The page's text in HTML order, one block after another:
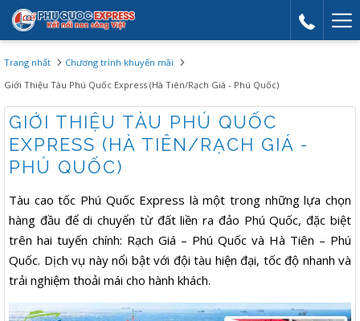
Trang nhất
Chương trình khuyến mãi
Giới Thiệu Tàu Phú Quốc Express (Hà Tiên/Rạch Giá - Phú Quốc)
GIỚI THIỆU TÀU PHÚ QUỐC
EXPRESS (HÀ TIÊN/RẠCH GIÁ -
PHÚ QUỐC)
Tàu cao tốc Phú Quốc Express là một trong những lựa chọn
hàng đầu để di chuyển từ đất liền ra đảo Phú Quốc, đặc biệt
trên hai tuyến chính: Rạch Giá – Phú Quốc và Hà Tiên – Phú
Quốc. Dịch vụ này nổi bật với đội tàu hiện đại, tốc độ nhanh và
trải nghiệm thoải mái cho hành khách.